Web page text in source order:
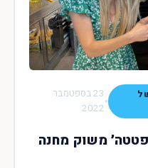
•
23 בספטמבר
2022
משוק מחנה